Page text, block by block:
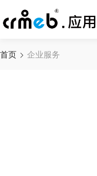
首页 企业服务